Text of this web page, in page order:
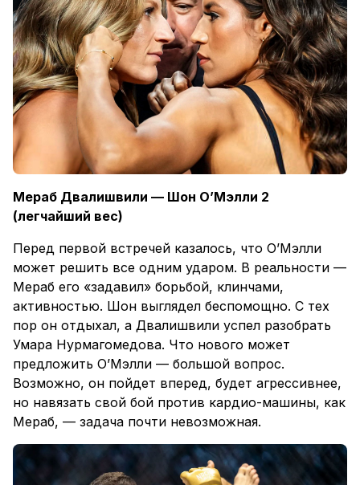
Мераб Двалишвили — Шон О’Мэлли 2
(легчайший вес)
Перед первой встречей казалось, что О’Мэлли
может решить все одним ударом. В реальности —
Мераб его «задавил» борьбой, клинчами,
активностью. Шон выглядел беспомощно. С тех
пор он отдыхал, а Двалишвили успел разобрать
Умара Нурмагомедова. Что нового может
предложить О’Мэлли — большой вопрос.
Возможно, он пойдет вперед, будет агрессивнее,
но навязать свой бой против кардио-машины, как
Мераб, — задача почти невозможная.